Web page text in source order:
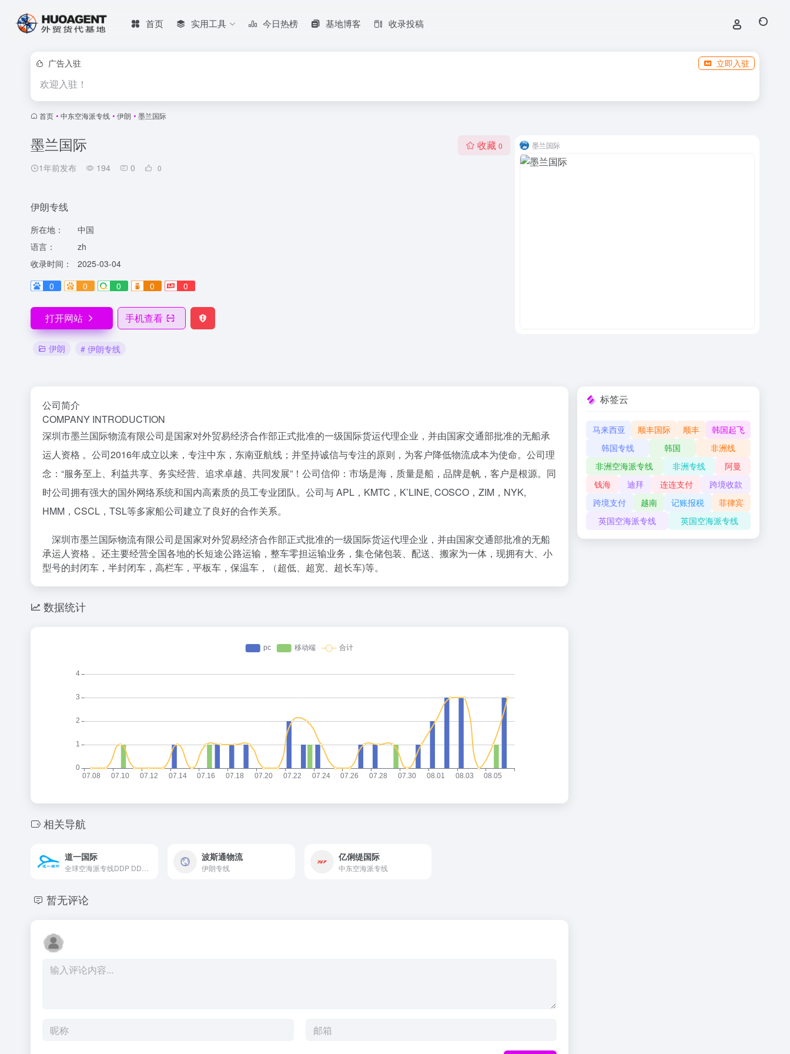
首页 实用工具 今日热榜 基地博客 收录投稿
广告入驻 立即入驻
欢迎入驻！
首页 • 中东空海派专线 • 伊朗 • 墨兰国际
墨兰国际
1年前发布 194 0 0
收藏 0
伊朗专线
所在地：
中国
语言：
zh
收录时间：
2025-03-04
0
0 0 0 0
打开网站 手机查看
伊朗 # 伊朗专线
墨兰国际
公司简介
COMPANY INTRODUCTION
深圳市墨兰国际物流有限公司是国家对外贸易经济合作部正式批准的一级国际货运代理企业，并由国家交通部批准的无船承
运人资格 。公司2016年成立以来，专注中东，东南亚航线；并坚持诚信与专注的原则，为客户降低物流成本为使命。公司理
念：“服务至上、利益共享、务实经营、追求卓越、共同发展”！公司信仰：市场是海，质量是船，品牌是帆，客户是根源。同
时公司拥有强大的国外网络系统和国内高素质的员工专业团队。公司与 APL，KMTC，K’LINE, COSCO，ZIM，NYK,
HMM，CSCL，TSL等多家船公司建立了良好的合作关系。
深圳市墨兰国际物流有限公司是国家对外贸易经济合作部正式批准的一级国际货运代理企业，并由国家交通部批准的无船
承运人资格 。还主要经营全国各地的长短途公路运输，整车零担运输业务，集仓储包装、配送、搬家为一体，现拥有大、小
型号的封闭车，半封闭车，高栏车，平板车，保温车，（超低、超宽、超长车)等。
数据统计
相关导航
道一国际 波斯通物流
伊朗专线
亿俐缇国际
中东空海派专线
暂无评论
标签云
马来西亚 顺丰国际 顺丰
韩国起飞
韩国专线
韩国
非洲线
非洲空海派专线
非洲专线
阿曼
钱海
迪拜 连连支付
跨境收款
跨境支付
越南 记账报税
菲律宾
英国空海派专线
英国空海派专线